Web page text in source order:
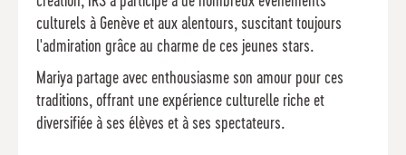
culturels à Genève et aux alentours, suscitant toujours
l'admiration grâce au charme de ces jeunes stars.
Mariya partage avec enthousiasme son amour pour ces
traditions, offrant une expérience culturelle riche et
diversifiée à ses élèves et à ses spectateurs.